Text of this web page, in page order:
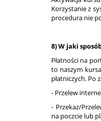
Korzystanie z
procedura nie
8) W jaki
Płatności na
to naszym
płatniczych. Po
- Przelew
- Przekaz/
na poczcie lub